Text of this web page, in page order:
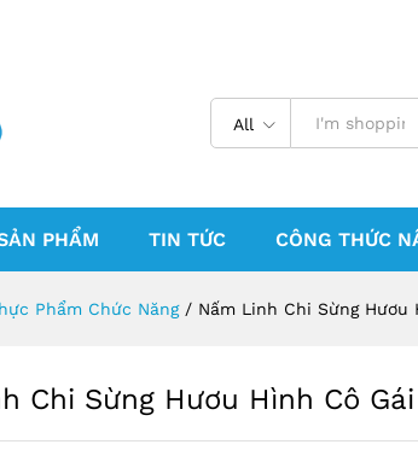
All
PHẨM TIN TỨC CÔNG THỨC
Phẩm Chức Năng / Nấm Linh Chi Sừng Hươu
Chi Sừng Hươu Hình Cô